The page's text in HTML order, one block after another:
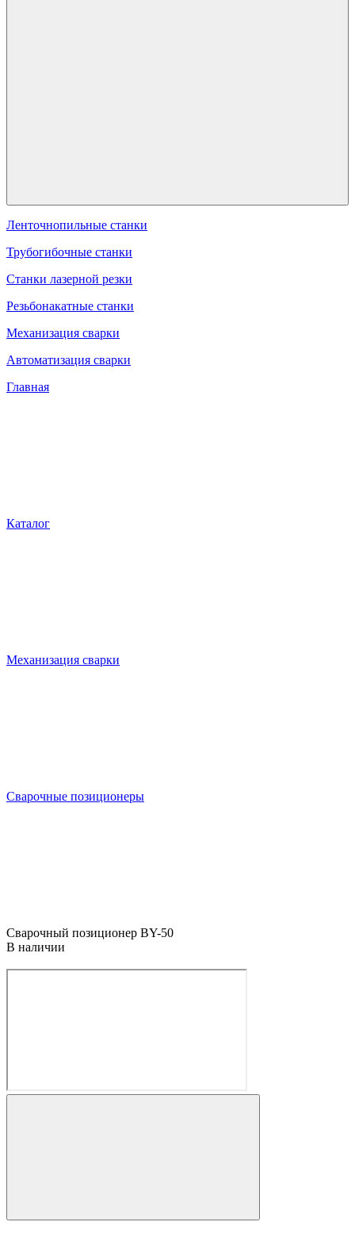
Ленточнопильные станки
Трубогибочные станки
Станки лазерной резки
Резьбонакатные станки
Механизация сварки
Автоматизация сварки
Главная
Каталог
Механизация сварки
Сварочные позиционеры
Сварочный позиционер BY-50
В наличии